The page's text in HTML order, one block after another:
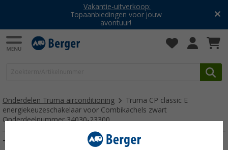
Vakantie-uitverkoop:
Topaanbiedingen voor jouw
avontuur!
Onderdelen Truma airconditioning
Truma CP classic E
energiekeuzeschakelaar voor Combikachels zwart
Onderdeelnummer 34030-23300
Truma CP classic E